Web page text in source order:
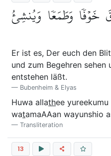
خَوۡفٗا وَطَمَعٗا وَيُنشِئُ
Er ist es, Der euch den
und zum Begehren sehen
entstehen läßt.
Bubenheim & Elyas
Huwa allathee
watamaAAan wayunshio
Transliteration
13